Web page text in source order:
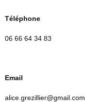
Téléphone
06 66 64 34 83
Email
alice.grezillier@gmail.com